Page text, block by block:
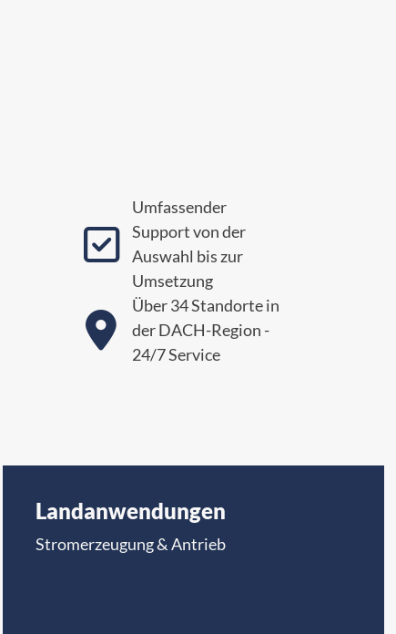

Umfassender
Support von der
Auswahl bis zur
Umsetzung

Über 34 Standorte in
der DACH-Region -
24/7 Service
Landanwendungen
Stromerzeugung & Antrieb